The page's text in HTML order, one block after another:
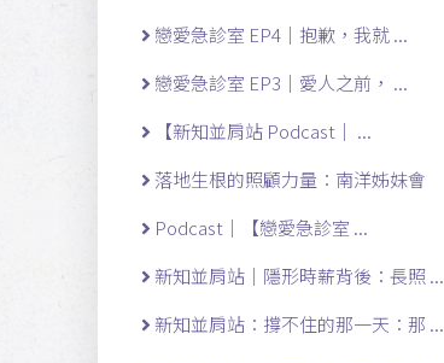
戀愛急診室 EP4｜抱歉，我就 ...
戀愛急診室 EP3｜愛人之前， ...
【新知並肩站 Podcast｜ ...
落地生根的照顧力量：南洋姊妹會
Podcast｜【戀愛急診室 ...
新知並肩站｜隱形時薪背後：長照 ...
新知並肩站：撐不住的那一天：那 ...